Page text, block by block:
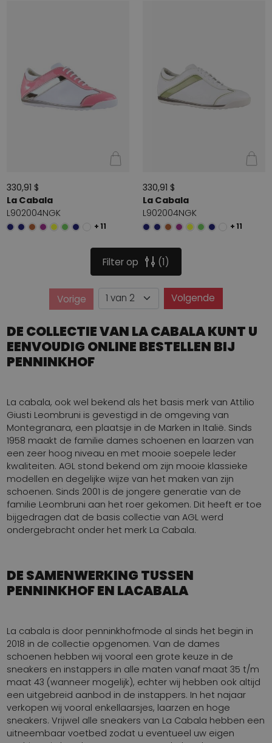
330,91 $
La Cabala
L902004NGK
+ 11
330,91 $
La Cabala
L902004NGK
+ 11
Filter op 1
Vorige
Pagina
Volgende
DE COLLECTIE VAN LA CABALA KUNT U
EENVOUDIG ONLINE BESTELLEN BIJ
PENNINKHOF
La cabala, ook wel bekend als het basis merk van Attilio
Giusti Leombruni is gevestigd in de omgeving van
Montegranara, een plaatsje in de Marken in Italië. Sinds
1958 maakt de familie dames schoenen en laarzen van
een zeer hoog niveau en met mooie soepele leder
kwaliteiten. AGL stond bekend om zijn mooie klassieke
modellen en degelijke wijze van het maken van zijn
schoenen. Sinds 2001 is de jongere generatie van de
familie Leombruni aan het roer gekomen. Dit heeft er toe
bijgedragen dat de basis collectie van AGL werd
ondergebracht onder het merk La Cabala.
DE SAMENWERKING TUSSEN
PENNINKHOF EN LACABALA
La cabala is door penninkhofmode al sinds het begin in
2018 in de collectie opgenomen. Van de dames
schoenen hebben wij vooral een grote keuze in de
sneakers en instappers in alle maten vanaf maat 35 t/m
maat 43 (wanneer mogelijk), echter wij hebben ook altijd
een uitgebreid aanbod in de instappers. In het najaar
verkopen wij vooral enkellaarsjes, laarzen en hoge
sneakers. Vrijwel alle sneakers van La Cabala hebben een
uitneembaar voetbed zodat u eventueel uw eigen